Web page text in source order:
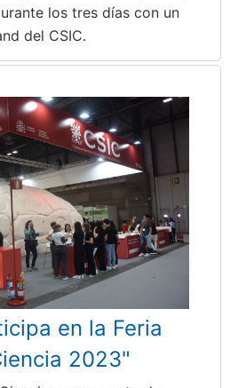
los tres días con un
del CSIC.
en la Feria
2023"